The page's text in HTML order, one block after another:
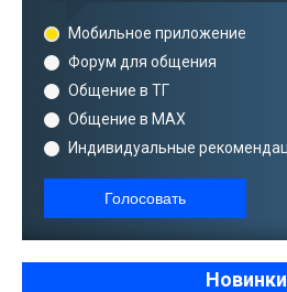
Мобильное приложение
Форум для общения
Общение в ТГ
Общение в MAX
Индивидуальные
Голосовать
Новинки